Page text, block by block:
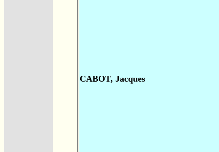
CABOT, Jacques